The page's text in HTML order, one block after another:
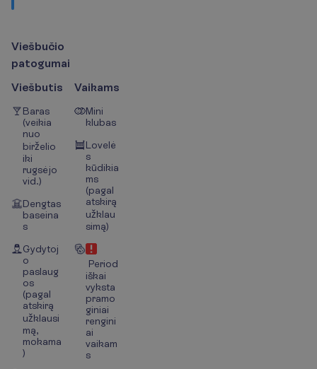
Viešbučio
patogumai
Viešbutis
Baras
(veikia
nuo
birželio
iki
rugsėjo
vid.)
Dengtas
baseina
s
Gydytoj
o
paslaug
os
(pagal
atskirą
užklausi
mą,
mokama
)
Vaikams
Mini
klubas
Lovelė
s
kūdikia
ms
(pagal
atskirą
užklau
simą)
Period
iškai
vyksta
pramo
giniai
rengini
ai
vaikam
s